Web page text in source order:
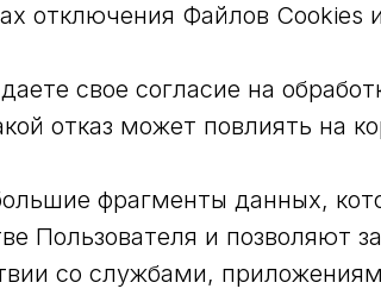
отключения Файлов Cookies
свое согласие на
отказ может повлиять на
фрагменты данных,
Пользователя и позволяют
со службами,